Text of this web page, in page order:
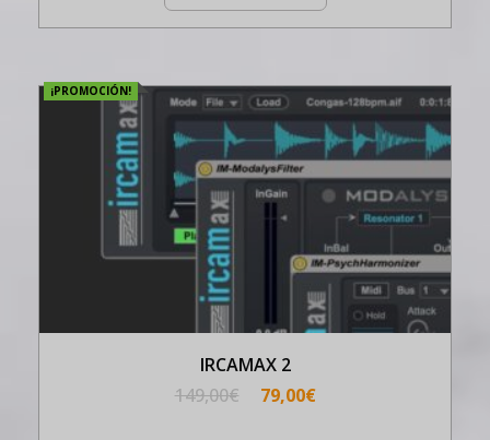
¡PROMOCIÓN!
IRCAMAX 2
149,00€ 79,00€